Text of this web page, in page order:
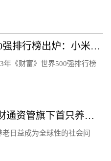
2023年《财富》世界500强排行榜出炉：小米连续5年上榜 雷军感谢
年《财富》世界500强排行榜
优选“基金精品超市”，财通资管旗下首只养老FOF正式发行
日益成为全球性的社会问